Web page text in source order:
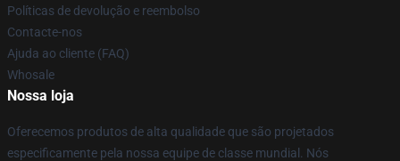
Políticas de devolução e reembolso
Contacte-nos
Ajuda ao cliente (FAQ)
Whosale
Nossa loja
Oferecemos produtos de alta qualidade que são projetados
especificamente pela nossa equipe de classe mundial. Nós